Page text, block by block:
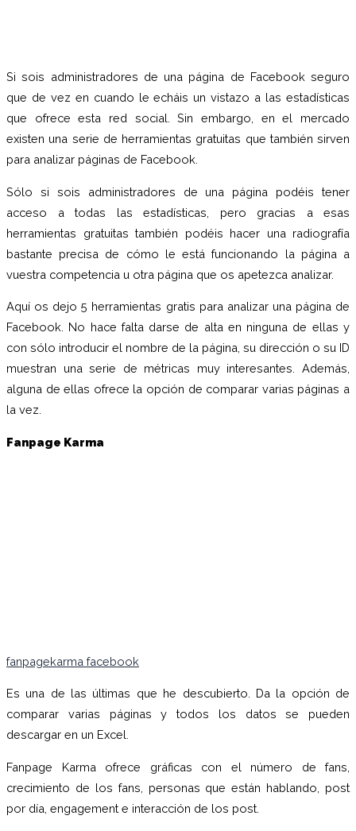
Si sois administradores de una página de Facebook seguro
que de vez en cuando le echáis un vistazo a las estadísticas
que ofrece esta red social. Sin embargo, en el mercado
existen una serie de herramientas gratuitas que también sirven
para analizar páginas de Facebook.
Sólo si sois administradores de una página podéis tener
acceso a todas las estadísticas, pero gracias a esas
herramientas gratuitas también podéis hacer una radiografía
bastante precisa de cómo le está funcionando la página a
vuestra competencia u otra página que os apetezca analizar.
Aquí os dejo 5 herramientas gratis para analizar una página de
Facebook. No hace falta darse de alta en ninguna de ellas y
con sólo introducir el nombre de la página, su dirección o su ID
muestran una serie de métricas muy interesantes. Además,
alguna de ellas ofrece la opción de comparar varias páginas a
la vez.
Fanpage Karma
fanpagekarma facebook
Es una de las últimas que he descubierto. Da la opción de
comparar varias páginas y todos los datos se pueden
descargar en un Excel.
Fanpage Karma ofrece gráficas con el número de fans,
crecimiento de los fans, personas que están hablando, post
por día, engagement e interacción de los post.